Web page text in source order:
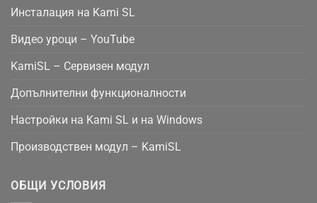
Инсталация на Kami SL
Видео уроци – YouTube
KamiSL – Сервизен модул
Допълнителни функционалности
Настройки на Kami SL и на Windows
Производствен модул – KamiSL
ОБЩИ УСЛОВИЯ